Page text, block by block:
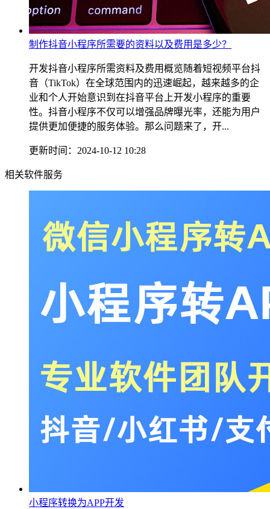
制作抖音小程序所需要的资料以及费用是多少？
开发抖音小程序所需资料及费用概览随着短视频平台抖
音（TikTok）在全球范围内的迅速崛起，越来越多的企
业和个人开始意识到在抖音平台上开发小程序的重要
性。抖音小程序不仅可以增强品牌曝光率，还能为用户
提供更加便捷的服务体验。那么问题来了，开...
更新时间：2024-10-12 10:28
相关软件服务
小程序转换为APP开发